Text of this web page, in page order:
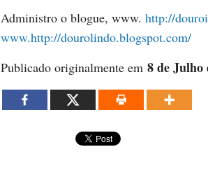
Administro o blogue, www. http://
www.http://dourolindo.blogspot.com/
Publicado originalmente em 8 de Julho